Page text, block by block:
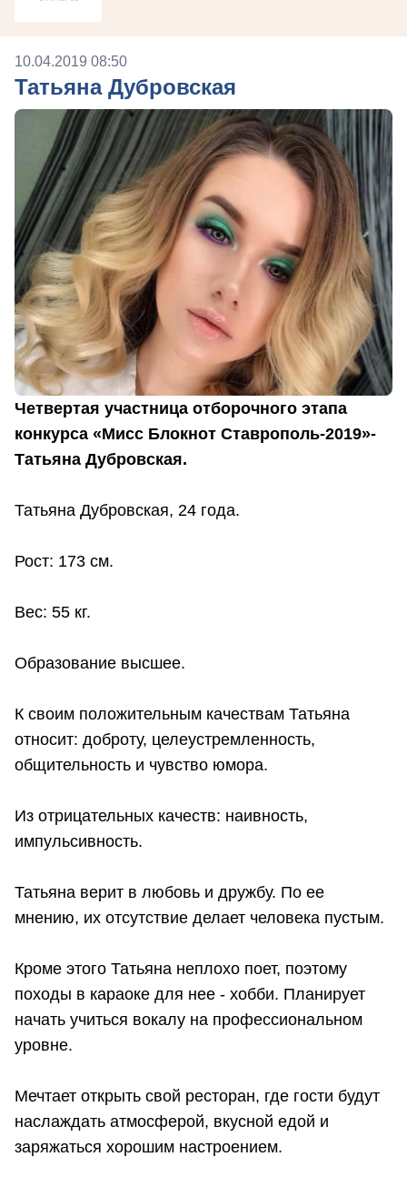
10.04.2019 08:50
Татьяна Дубровская
Четвертая участница отборочного этапа
конкурса «Мисс Блокнот Ставрополь-2019»-
Татьяна Дубровская.
Татьяна Дубровская, 24 года.
Рост: 173 см.
Вес: 55 кг.
Образование высшее.
К своим положительным качествам Татьяна
относит: доброту, целеустремленность,
общительность и чувство юмора.
Из отрицательных качеств: наивность,
импульсивность.
Татьяна верит в любовь и дружбу. По ее
мнению, их отсутствие делает человека пустым.
Кроме этого Татьяна неплохо поет, поэтому
походы в караоке для нее - хобби. Планирует
начать учиться вокалу на профессиональном
уровне.
Мечтает открыть свой ресторан, где гости будут
наслаждать атмосферой, вкусной едой и
заряжаться хорошим настроением.